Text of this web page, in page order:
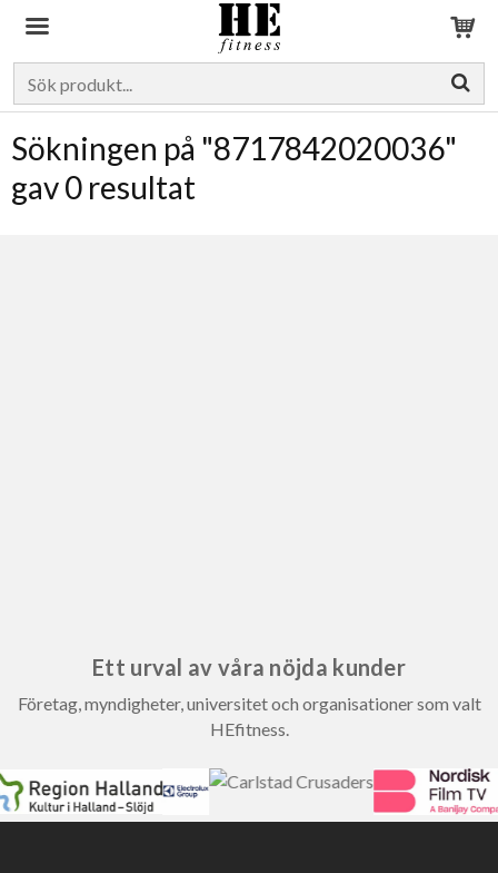
Sökningen på "8717842020036"
gav 0 resultat
Ett urval av våra nöjda kunder
Företag, myndigheter, universitet och organisationer som valt
HEfitness.